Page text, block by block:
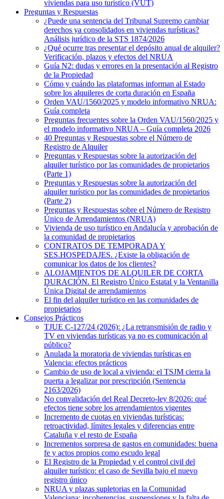
viviendas para uso turístico (VUT)
Preguntas y Respuestas
¿Puede una sentencia del Tribunal Supremo cambiar
derechos ya consolidados en viviendas turísticas?
Análisis jurídico de la STS 1874/2026
¿Qué ocurre tras presentar el depósito anual de alquiler?
Verificación, plazos y efectos del NRUA
Guía N2: dudas y errores en la presentación al Registro
de la Propiedad
Cómo y cuándo las plataformas informan al Estado
sobre los alquileres de corta duración en España
Orden VAU/1560/2025 y modelo informativo NRUA:
Guía completa
Preguntas frecuentes sobre la Orden VAU/1560/2025 y
el modelo informativo NRUA – Guía completa 2026
40 Preguntas y Respuestas sobre el Número de
Registro de Alquiler
Preguntas y Respuestas sobre la autorización del
alquiler turístico por las comunidades de propietarios
(Parte 1)
Preguntas y Respuestas sobre la autorización del
alquiler turístico por las comunidades de propietarios
(Parte 2)
Preguntas y Respuestas sobre el Número de Registro
Único de Arrendamientos (NRUA)
Vivienda de uso turístico en Andalucía y aprobación de
la comunidad de propietarios
CONTRATOS DE TEMPORADA Y
SES.HOSPEDAJES. ¿Existe la obligación de
comunicar los datos de los clientes?
ALOJAMIENTOS DE ALQUILER DE CORTA
DURACIÓN. El Registro Único Estatal y la Ventanilla
Única Digital de arrendamientos
El fin del alquiler turístico en las comunidades de
propietarios
Consejos Prácticos
TJUE C-127/24 (2026): ¿La retransmisión de radio y
TV en viviendas turísticas ya no es comunicación al
público?
Anulada la moratoria de viviendas turísticas en
Valencia: efectos prácticos
Cambio de uso de local a vivienda: el TSJM cierra la
puerta a legalizar por prescripción (Sentencia
2163/2026)
No convalidación del Real Decreto-ley 8/2026: qué
efectos tiene sobre los arrendamientos vigentes
Incremento de cuotas en viviendas turísticas:
retroactividad, límites legales y diferencias entre
Cataluña y el resto de España
Incrementos sorpresa de gastos en comunidades: buena
fe y actos propios como escudo legal
El Registro de la Propiedad y el control civil del
alquiler turístico: el caso de Sevilla bajo el nuevo
registro único
NRUA y plazas supletorias en la Comunidad